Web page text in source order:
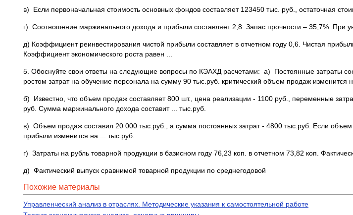
в) Если первоначальная стоимость основных фондов составляет 123450 тыс. руб., остаточная
г) Соотношение маржинального дохода и прибыли составляет 2,8. Запас прочности – 35,7%.
д) Коэффициент реинвестирования чистой прибыли составляет в отчетном году 0,6. Чистая
Коэффициент экономического роста равен ...
5. Обоснуйте свои ответы на следующие вопросы по КЭАХД расчетами: а) Постоянные затраты
ростом затрат на обучение персонала на сумму 90 тыс.руб. критический объем продаж изменится
б) Известно, что объем продаж составляет 800 шт., цена реализации - 1100 руб., переменные
руб. Сумма маржинального дохода составит ... тыс.руб.
в) Объем продаж составил 20 000 тыс.руб., а сумма постоянных затрат - 4800 тыс.руб. Если
прибыли изменится на ... тыс.руб.
г) Затраты на рубль товарной продукции в базисном году 76,23 коп. в отчетном 73,82 коп.
д) Фактический выпуск сравнимой товарной продукции по среднегодовой
Похожие материалы
Управленческий анализ в отраслях. Методические указания к самостоятельной работе